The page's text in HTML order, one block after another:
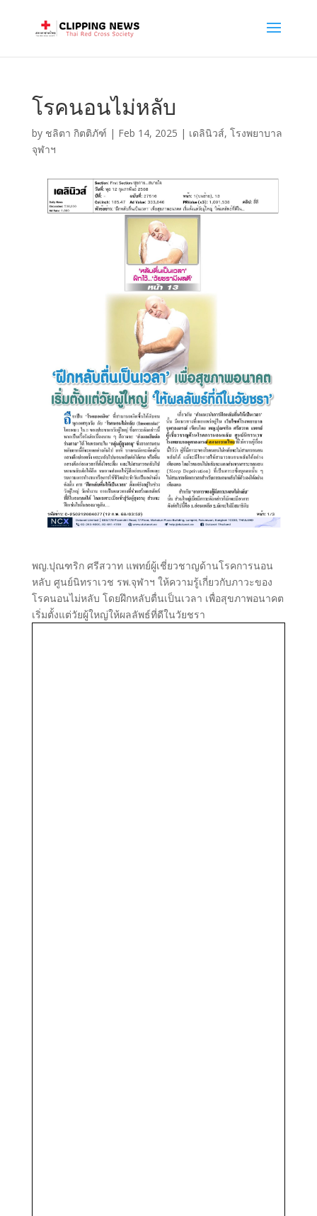
โรคนอนไม่หลับ
by ชลิตา กิตติภัฑ์ | Feb 14, 2025 | เดลินิวส์, โรงพยาบาล
จุฬาฯ
พญ.ปุณฑริก ศรีสวาท แพทย์ผู้เชี่ยวชาญด้านโรคการนอน
หลับ ศูนย์นิทราเวช รพ.จุฬาฯ ให้ความรู้เกี่ยวกับภาวะของ
โรคนอนไม่หลับ โดยฝึกหลับตื่นเป็นเวลา เพื่อสุขภาพอนาคต
เริ่มตั้งแต่วัยผู้ใหญ่ให้ผลลัพธ์ที่ดีในวัยชรา